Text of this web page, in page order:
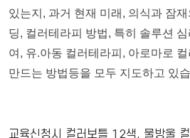
있는지, 과거 현재 미래, 의식과 잠
딩, 컬러테라피 방법, 특히 솔루션
여, 유.아동 컬러테라피, 아로마로
만드는 방법등을 모두 지도하고 있
교육신청시 컬러보틀 12색, 물방울